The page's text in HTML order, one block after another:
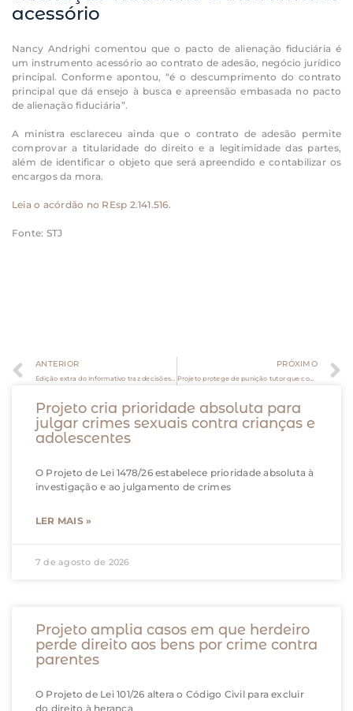
acessório
Nancy Andrighi comentou que o pacto de alienação fiduciária é
um instrumento acessório ao contrato de adesão, negócio jurídico
principal. Conforme apontou, “é o descumprimento do contrato
principal que dá ensejo à busca e apreensão embasada no pacto
de alienação fiduciária”.
A ministra esclareceu ainda que o contrato de adesão permite
comprovar a titularidade do direito e a legitimidade das partes,
além de identificar o objeto que será apreendido e contabilizar os
encargos da mora.
Leia o acórdão no REsp 2.141.516.
Fonte: STJ
ANTERIOR PRÓXIMO
Projeto protege de punição tutor que comprovar ter tentado impedir perturbação por barulhos de animal
Projeto cria prioridade absoluta para
julgar crimes sexuais contra crianças e
adolescentes
O Projeto de Lei 1478/26 estabelece prioridade absoluta à
investigação e ao julgamento de crimes
LER MAIS »
7 de agosto de 2026
Projeto amplia casos em que herdeiro
perde direito aos bens por crime contra
parentes
O Projeto de Lei 101/26 altera o Código Civil para excluir
do direito à herança